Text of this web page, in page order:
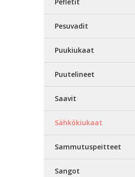
Pesuvadit
Puukiukaat
Puutelineet
Saavit
Sähkökiukaat
Sammutuspeitteet
Sangot